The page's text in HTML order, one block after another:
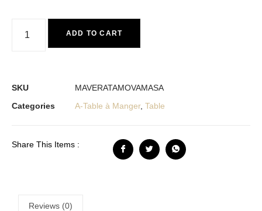
ADD TO CART
SKU
MAVERATAMOVAMASA
Categories
A-Table à Manger, Table
Share This Items :
Reviews (0)